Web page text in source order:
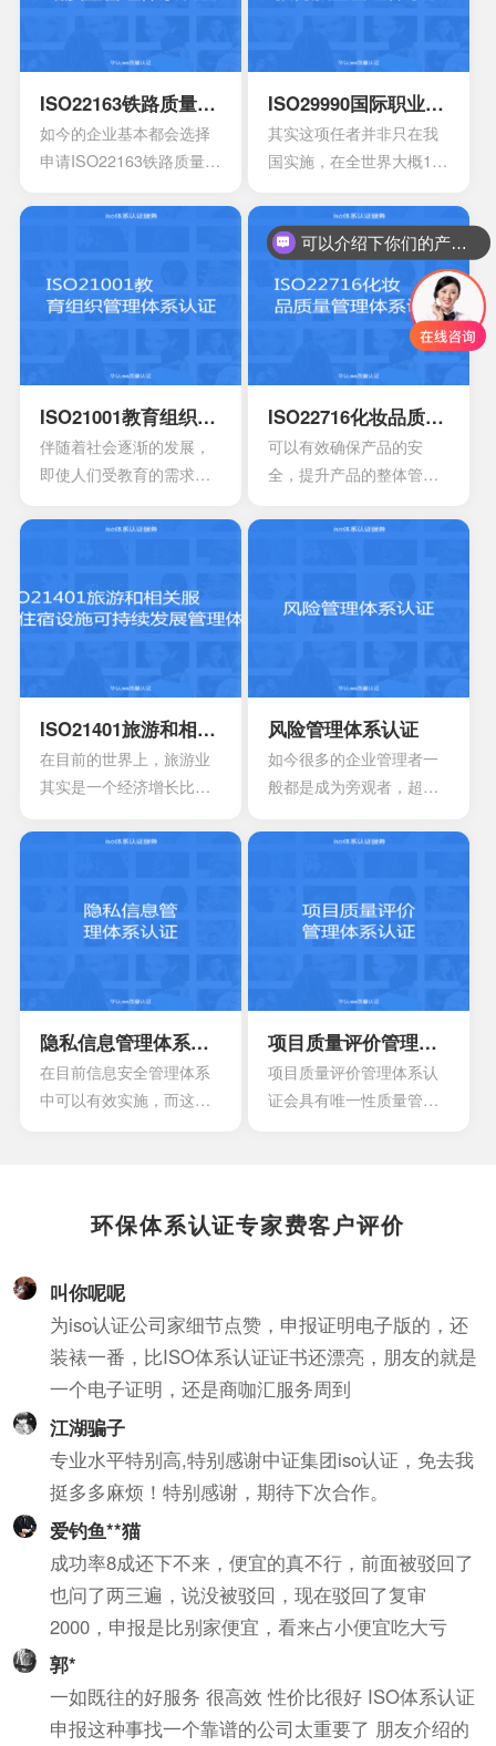
组织的形象，提升企业的
形象。
ISO22163铁路质量管理体系认证
如今的企业基本都会选择
申请ISO22163铁路质量管
业的认证标准，满足于国
先的管理体系，如今也已
经增加很多的新内容，不
ISO29990国际职业教育质量管理体系认证
其实这项任者并非只在我
国实施，在全世界大概100
的应用，甚至也和国际接
轨开始，慢慢的走向国际
化，是一个重要的标志。
ISO21001教育组织管理体系认证
伴随着社会逐渐的发展，
即使人们受教育的需求也
教育机构也会有更高的要
可信度。一个教育机构，
味着拥有着较好的教育水
平。
ISO22716化妆品质量管理体系认证
可以有效确保产品的安
全，提升产品的整体管理
者所造成的死亡风险以及
同时还可以有效消除危险
本，同时还可以控制国际
认可，达到有效增强产品
竞争力的作用。
ISO21401旅游和相关服务住宿设施可持续发展管理体系
在目前的世界上，旅游业
其实是一个经济增长比较
年都会有数10亿的人出
时，这个数字每年都会增
长3.3%左右。在目前的旅
也具有着比较巨大的持续
性影响。
风险管理体系认证
如今很多的企业管理者一
般都是成为旁观者，超越
就可以有更好的发现。一
系，其中会包含非风险的
管理，还有风险本身的管
隐私信息管理体系认证
在目前信息安全管理体系
中可以有效实施，而这项
续性的改进隐私信息管理
的体系。
项目质量评价管理体系认证
项目质量评价管理体系认
证会具有唯一性质量管理
有实践经验。
环保体系认证专家费客户评价
叫你呢呢
为iso认证公司家细节点赞，申报证明电子版的，还
装裱一番，比ISO体系认证证书还漂亮，朋友的就是
一个电子证明，还是商咖汇服务周到
江湖骗子
专业水平特别高,特别感谢中证集团iso认证，免去我
挺多多麻烦！特别感谢，期待下次合作。
爱钓鱼**猫
成功率8成还下不来，便宜的真不行，前面被驳回了
也问了两三遍，说没被驳回，现在驳回了复审
2000，申报是比别家便宜，看来占小便宜吃大亏
郭*
一如既往的好服务 很高效 性价比很好 ISO体系认证
申报这种事找一个靠谱的公司太重要了 朋友介绍的
可以介绍下你们的产品么？